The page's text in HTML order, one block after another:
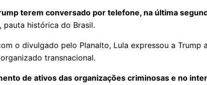
terem conversado por telefone, na última
pauta histórica do Brasil.
o divulgado pelo Planalto, Lula expressou a Trump
transnacional.
de ativos das organizações criminosas e no